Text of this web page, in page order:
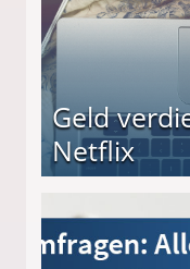
Geld
Netflix